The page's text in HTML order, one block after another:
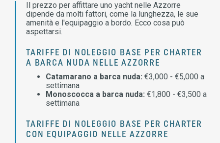
Il prezzo per affittare uno yacht nelle Azzorre
dipende da molti fattori, come la lunghezza, le sue
amenità e l'equipaggio a bordo. Ecco cosa può
aspettarsi.
TARIFFE DI NOLEGGIO BASE PER CHARTER
A BARCA NUDA NELLE AZZORRE
Catamarano a barca nuda: €3,000 - €5,000 a
settimana
Monoscocca a barca nuda: €1,800 - €3,500 a
settimana
TARIFFE DI NOLEGGIO BASE PER CHARTER
CON EQUIPAGGIO NELLE AZZORRE